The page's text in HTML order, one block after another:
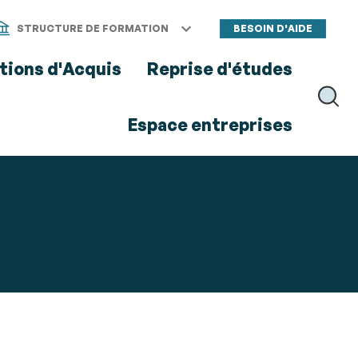
STRUCTURE DE FORMATION BESOIN D'AIDE
d'Acquis Reprise d'études
Espace entreprises